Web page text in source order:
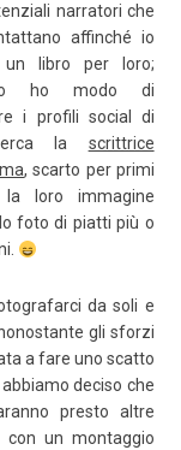
narratori che
affinché io
un libro per loro;
ho modo di
i profili social di
la scrittrice
, scarto per primi
loro immagine
foto di piatti più o
da soli e
gli sforzi
a fare uno scatto
deciso che
presto altre
con un montaggio